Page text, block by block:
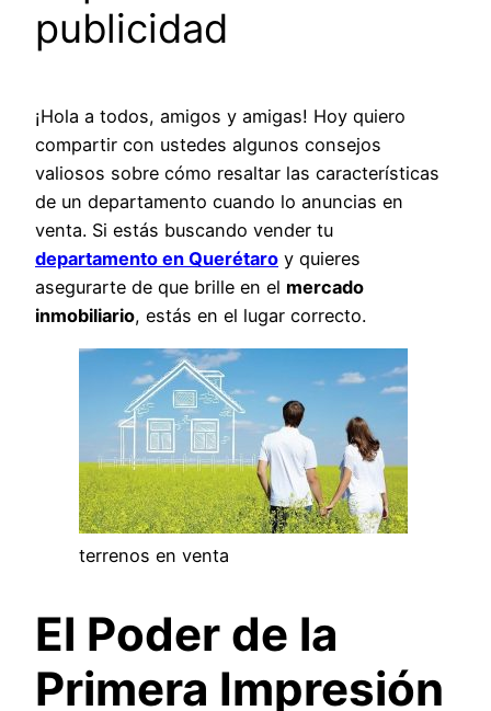
publicidad
¡Hola a todos, amigos y amigas! Hoy quiero
compartir con ustedes algunos consejos
valiosos sobre cómo resaltar las características
de un departamento cuando lo anuncias en
venta. Si estás buscando vender tu
departamento en Querétaro y quieres
asegurarte de que brille en el mercado
inmobiliario, estás en el lugar correcto.
terrenos en venta
El Poder de la
Primera Impresión